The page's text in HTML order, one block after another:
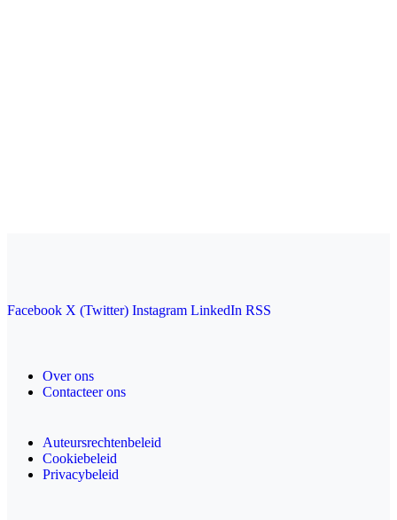
Facebook X (Twitter) Instagram LinkedIn RSS
Over ons
Contacteer ons
Auteursrechtenbeleid
Cookiebeleid
Privacybeleid